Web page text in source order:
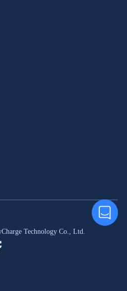
Technology Co., Ltd.